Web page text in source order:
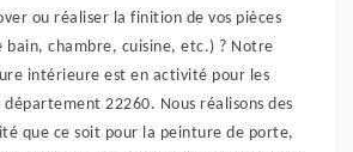
ou réaliser la finition de vos pièces
bain, chambre, cuisine, etc.) ? Notre
intérieure est en activité pour les
22260. Nous réalisons des
que ce soit pour la peinture de porte,